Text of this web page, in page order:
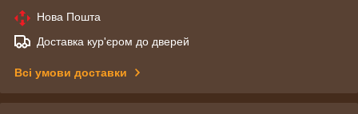
Нова Пошта
Доставка кур'єром до дверей
Всі умови доставки